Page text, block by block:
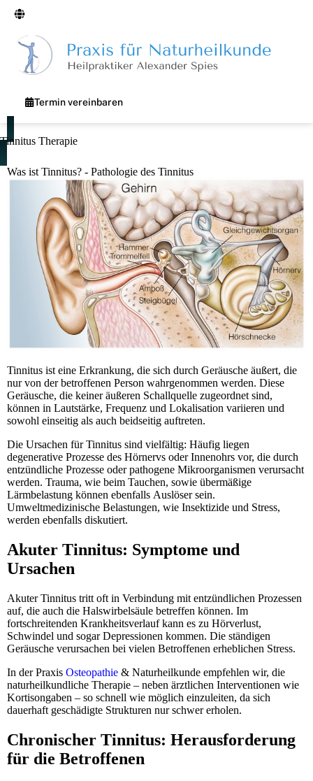
Termin vereinbaren
Tinnitus Therapie
Was ist Tinnitus? - Pathologie des Tinnitus
Tinnitus ist eine Erkrankung, die sich durch Geräusche äußert, die
nur von der betroffenen Person wahrgenommen werden. Diese
Geräusche, die keiner äußeren Schallquelle zugeordnet sind,
können in Lautstärke, Frequenz und Lokalisation variieren und
sowohl einseitig als auch beidseitig auftreten.
Die Ursachen für Tinnitus sind vielfältig: Häufig liegen
degenerative Prozesse des Hörnervs oder Innenohrs vor, die durch
entzündliche Prozesse oder pathogene Mikroorganismen verursacht
werden. Trauma, wie beim Tauchen, sowie übermäßige
Lärmbelastung können ebenfalls Auslöser sein.
Umweltmedizinische Belastungen, wie Insektizide und Stress,
werden ebenfalls diskutiert.
Akuter Tinnitus: Symptome und
Ursachen
Akuter Tinnitus tritt oft in Verbindung mit entzündlichen Prozessen
auf, die auch die Halswirbelsäule betreffen können. Im
fortschreitenden Krankheitsverlauf kann es zu Hörverlust,
Schwindel und sogar Depressionen kommen. Die ständigen
Geräusche verursachen bei vielen Betroffenen erheblichen Stress.
In der Praxis Osteopathie & Naturheilkunde empfehlen wir, die
naturheilkundliche Therapie – neben ärztlichen Interventionen wie
Kortisongaben – so schnell wie möglich einzuleiten, da sich
dauerhaft geschädigte Strukturen nur schwer erholen.
Chronischer Tinnitus: Herausforderung
für die Betroffenen